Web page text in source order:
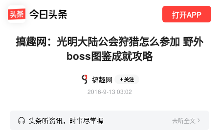
打开APP
搞趣网：光明大陆公会狩猎怎么参加 野外
boss图鉴成就攻略
搞趣网 关注
2016-9-13 03:02
头条听资讯，时事尽掌握 去听全文